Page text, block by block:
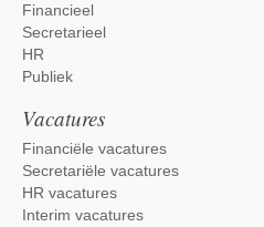
Financieel
Secretarieel
HR
Publiek
Vacatures
Financiële vacatures
Secretariële vacatures
HR vacatures
Interim vacatures